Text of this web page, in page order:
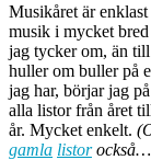
Musikåret är
musik i mycket
jag tycker om, än
huller om buller på
jag har, börjar jag
alla listor från året
år. Mycket enkelt.
gamla listor